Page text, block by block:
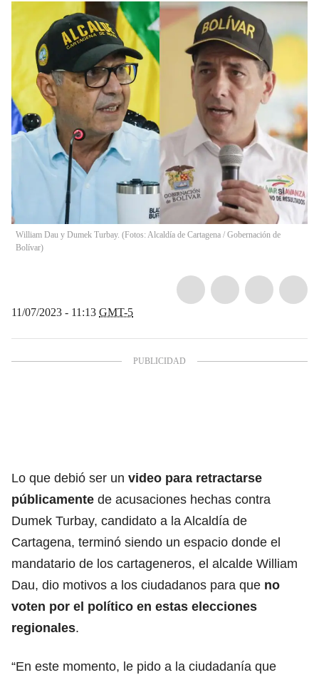
William Dau y Dumek Turbay. (Fotos: Alcaldía de Cartagena / Gobernación de
Bolívar)
11/07/2023 - 11:13 GMT-5
Lo que debió ser un video para retractarse
públicamente de acusaciones hechas contra
Dumek Turbay, candidato a la Alcaldía de
Cartagena, terminó siendo un espacio donde el
mandatario de los cartageneros, el alcalde William
Dau, dio motivos a los ciudadanos para que no
voten por el político en estas elecciones
regionales.
“En este momento, le pido a la ciudadanía que